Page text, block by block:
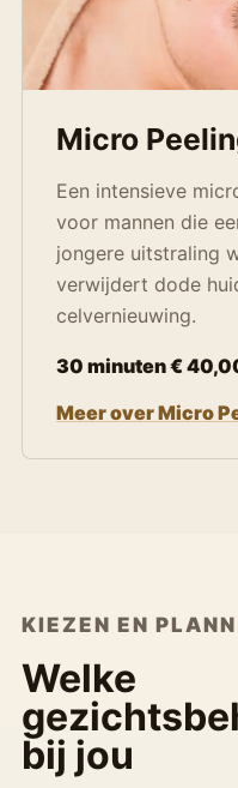
Micro
Een intensieve
voor mannen die
jongere uitstraling
verwijdert dode
celvernieuwing.
30 minuten €
Meer over Micro
KIEZEN EN
Welke
bij jou